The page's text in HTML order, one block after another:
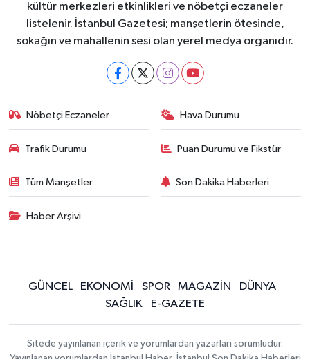
kültür merkezleri etkinlikleri ve nöbetçi eczaneler
listelenir. İstanbul Gazetesi; manşetlerin ötesinde,
sokağın ve mahallenin sesi olan yerel medya organıdır.
Nöbetçi Eczaneler Hava Durumu
Trafik Durumu Puan Durumu ve Fikstür
Tüm Manşetler Son Dakika Haberleri
Haber Arşivi
GÜNCEL EKONOMİ SPOR MAGAZİN
DÜNYA
SAĞLIK
E-GAZETE
Sitede yayınlanan içerik ve yorumlardan yazarları sorumludur.